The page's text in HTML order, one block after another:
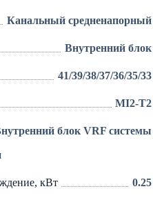
Канальный средненапорный
Внутренний блок
41/39/38/37/36/35/33
MI2-T2
блок VRF системы
кВт 0.25